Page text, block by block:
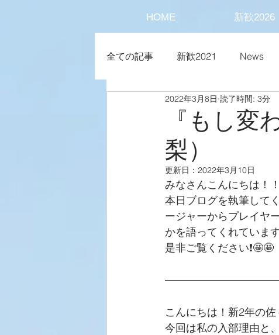
HOME 新歓2026
全ての記事 新歓2021 News
『もし
梨）
2022年3月8日 読了時間: 3分
更新日： 2022年3月10日
みなさんこんにちは！
本日ブログを執筆して
ージャーからプレイヤ
かを語ってくれていま
是非ご覧ください❗️🤩🤩
こんにちは！新2年の佐
今回は私の入部理由と